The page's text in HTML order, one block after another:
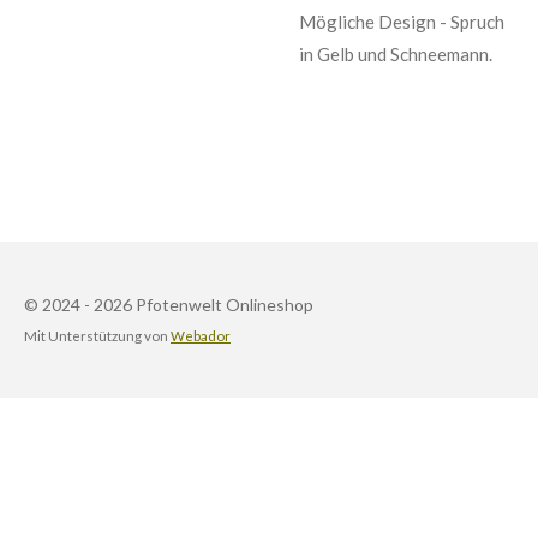
Mögliche Design - Spruch
in Gelb und Schneemann.
© 2024 - 2026 Pfotenwelt Onlineshop
Mit Unterstützung von Webador